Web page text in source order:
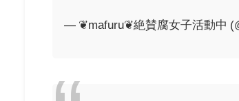
— ❦mafuru❦絶賛腐女子活動中